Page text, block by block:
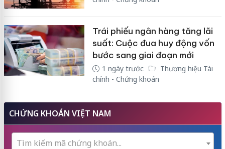
Trái phiếu ngân hàng tăng lãi
suất: Cuộc đua huy động vốn
bước sang giai đoạn mới
1 ngày trước
Thương hiệu Tài
chính - Chứng khoán
CHỨNG KHOÁN VIỆT NAM
Tìm kiếm mã chứng khoán...